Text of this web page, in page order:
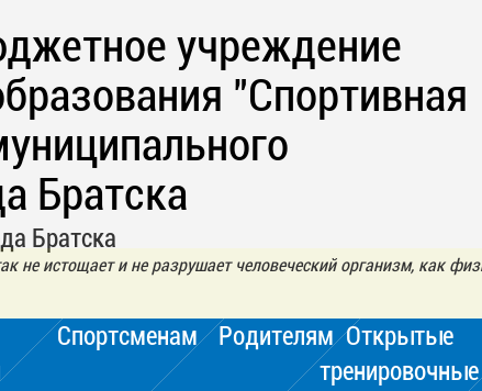
учреждение
"Спортивная
Братска
Братска
не истощает и не разрушает человеческий организм, как
Спортсменам Родителям Открытые
тренировочные